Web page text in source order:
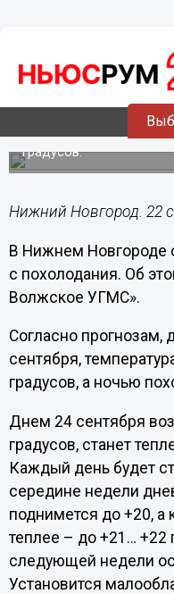
22.09.202417:36
Похолодание
последнюю
Ночью температура
градусов.
Нижний Новгород. 22
В Нижнем Новгороде
с похолодания. Об
Волжское УГМС».
Согласно прогнозам,
сентября,
градусов, а ночью
Днем 24 сентября
градусов, станет
Каждый день будет
середине недели
поднимется до +20,
теплее – до +21… +22
следующей недели
Установится